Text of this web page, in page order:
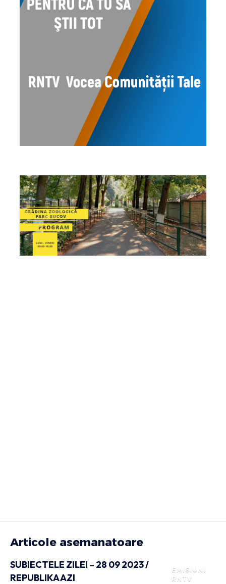
Articole asemanatoare
EMISIUNI
RNTV
SUBIECTELE ZILEI – 28 09 2023 /
REPUBLIKA AZI